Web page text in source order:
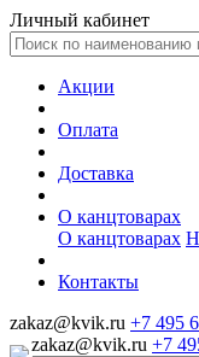
Личный кабинет
Акции
Оплата
Доставка
О канцтоварах
О канцтоварах
Контакты
zakaz@kvik.ru +7 495
zakaz@kvik.ru +7